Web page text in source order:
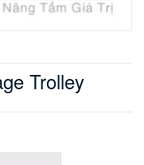
Trolley